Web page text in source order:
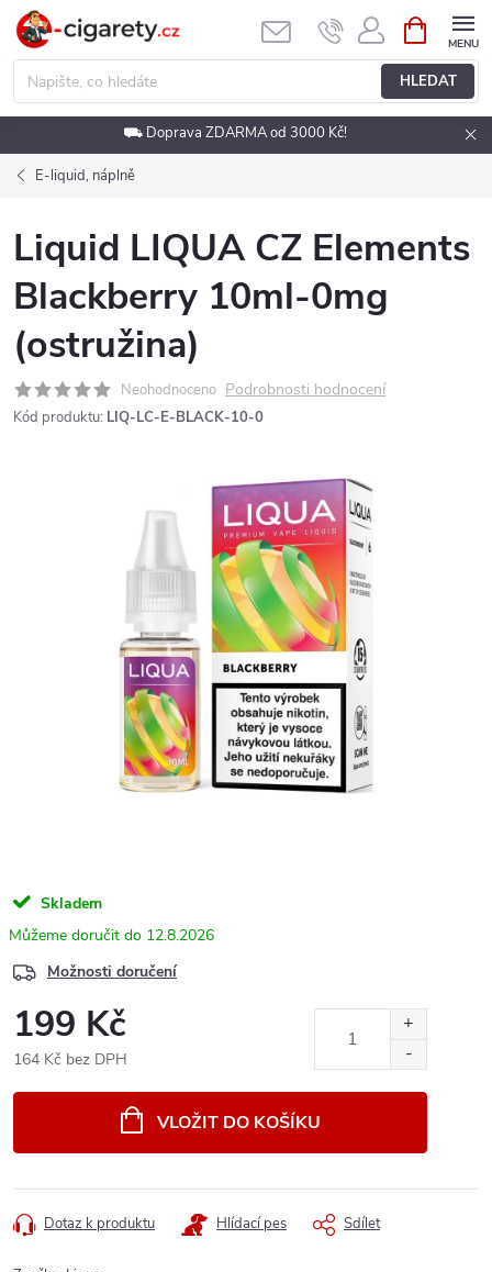
Přejít
obsah
HLEDAT
NÁKUPNÍ
KOŠÍK
⛟ Doprava ZDARMA od 3000 Kč!
E-liquid, náplně
Liquid LIQUA CZ Elements
Blackberry 10ml-0mg
(ostružina)
Neohodnoceno Podrobnosti hodnocení
Kód produktu: LIQ-LC-E-BLACK-10-0
Skladem
12.8.2026
Možnosti doručení
199 Kč
164 Kč bez DPH
VLOŽIT DO KOŠÍKU
Dotaz k produktu Hlídací pes Sdílet